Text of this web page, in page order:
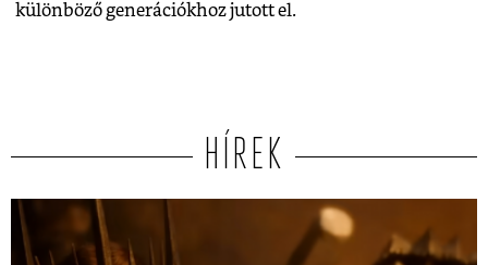
különböző generációkhoz jutott el.
HÍREK